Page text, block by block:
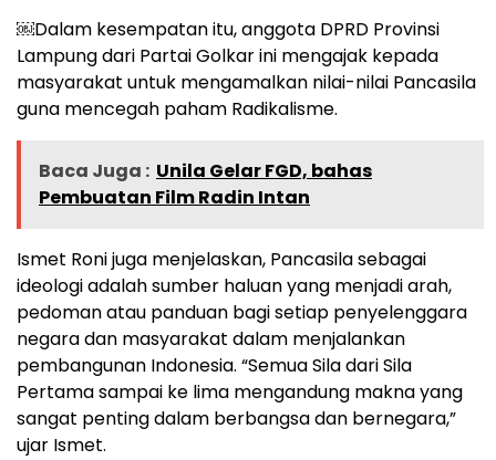
￼Dalam kesempatan itu, anggota DPRD Provinsi
Lampung dari Partai Golkar ini mengajak kepada
masyarakat untuk mengamalkan nilai-nilai Pancasila
guna mencegah paham Radikalisme.
Baca Juga : Unila Gelar FGD, bahas
Pembuatan Film Radin Intan
Ismet Roni juga menjelaskan, Pancasila sebagai
ideologi adalah sumber haluan yang menjadi arah,
pedoman atau panduan bagi setiap penyelenggara
negara dan masyarakat dalam menjalankan
pembangunan Indonesia. “Semua Sila dari Sila
Pertama sampai ke lima mengandung makna yang
sangat penting dalam berbangsa dan bernegara,”
ujar Ismet.